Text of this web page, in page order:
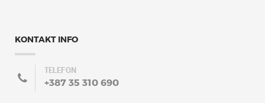
KONTAKT INFO
TELEFON
+387 35 310 690